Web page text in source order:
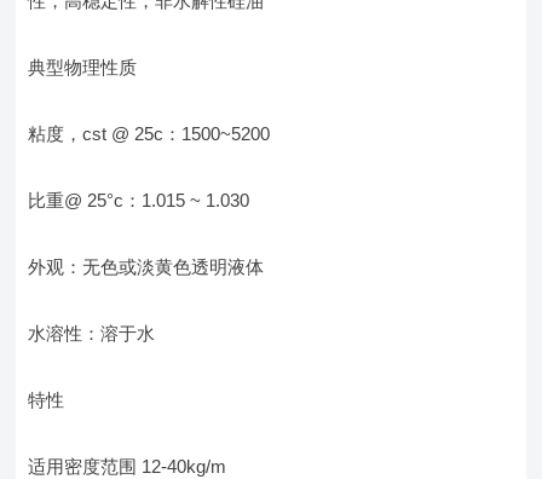
典型物理性质
粘度，cst @ 25c：1500~5200
比重@ 25°c：1.015 ~ 1.030
外观：无色或淡黄色透明液体
水溶性：溶于水
特性
适用密度范围 12-40kg/m